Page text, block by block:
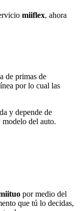
miiflex, ahora
de primas de
por lo cual las
y depende de
modelo del auto.
por medio del
que tú lo decidas,